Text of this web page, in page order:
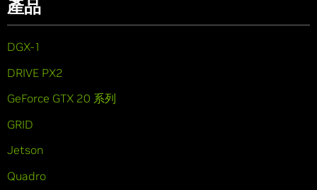
產品
DGX-1
DRIVE PX2
GeForce GTX 20 系列
GRID
Jetson
Quadro